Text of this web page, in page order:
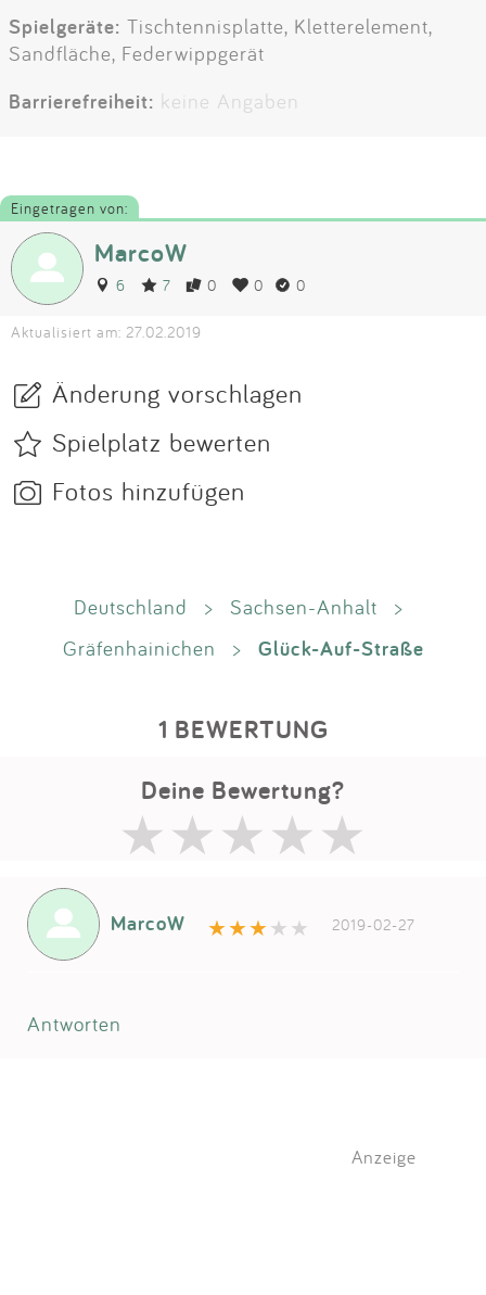
Spielgeräte: Tischtennisplatte, Kletterelement,
Sandfläche, Federwippgerät
Barrierefreiheit: keine Angaben
Eingetragen von:
MarcoW
6 7 0 0 0
Aktualisiert am: 27.02.2019
Änderung vorschlagen
Spielplatz bewerten
Fotos hinzufügen
Deutschland > Sachsen-Anhalt
>
Gräfenhainichen
> Glück-Auf-Straße
1 BEWERTUNG
Deine Bewertung?
MarcoW 2019-02-27
Antworten
Anzeige